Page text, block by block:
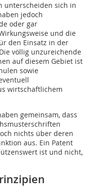
unterscheiden sich in
jedoch
oder gar
und die
den Einsatz in der
völlig unzureichende
auf diesem Gebiet ist
sowie
wirtschaftlichem
gemeinsam, dass
nichts über deren
aus. Ein Patent
ist und nicht,